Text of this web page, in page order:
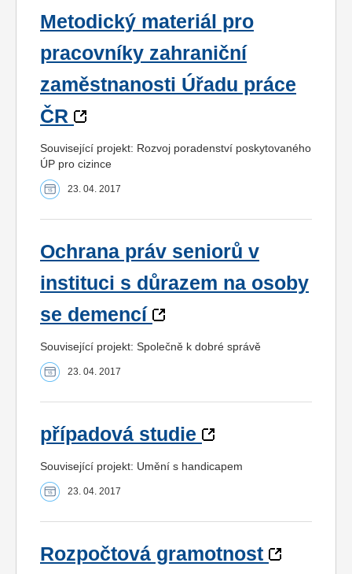
Metodický materiál pro
pracovníky zahraniční
zaměstnanosti Úřadu práce
ČR
Související projekt: Rozvoj poradenství poskytovaného
ÚP pro cizince
23. 04. 2017
Ochrana práv seniorů v
instituci s důrazem na osoby
se demencí
Související projekt: Společně k dobré správě
23. 04. 2017
případová studie
Související projekt: Umění s handicapem
23. 04. 2017
Rozpočtová gramotnost